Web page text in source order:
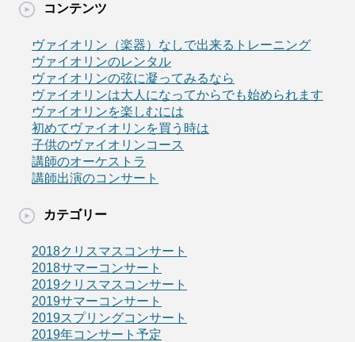
コンテンツ
ヴァイオリン（楽器）なしで出来るトレーニング
ヴァイオリンのレンタル
ヴァイオリンの弦に凝ってみるなら
ヴァイオリンは大人になってからでも始められます
ヴァイオリンを楽しむには
初めてヴァイオリンを買う時は
子供のヴァイオリンコース
講師のオーケストラ
講師出演のコンサート
カテゴリー
2018クリスマスコンサート
2018サマーコンサート
2019クリスマスコンサート
2019サマーコンサート
2019スプリングコンサート
2019年コンサート予定